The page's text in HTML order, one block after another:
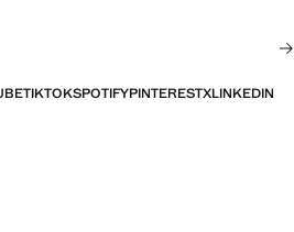
TIKTOKSPOTIFYPINTERESTXLINKEDIN